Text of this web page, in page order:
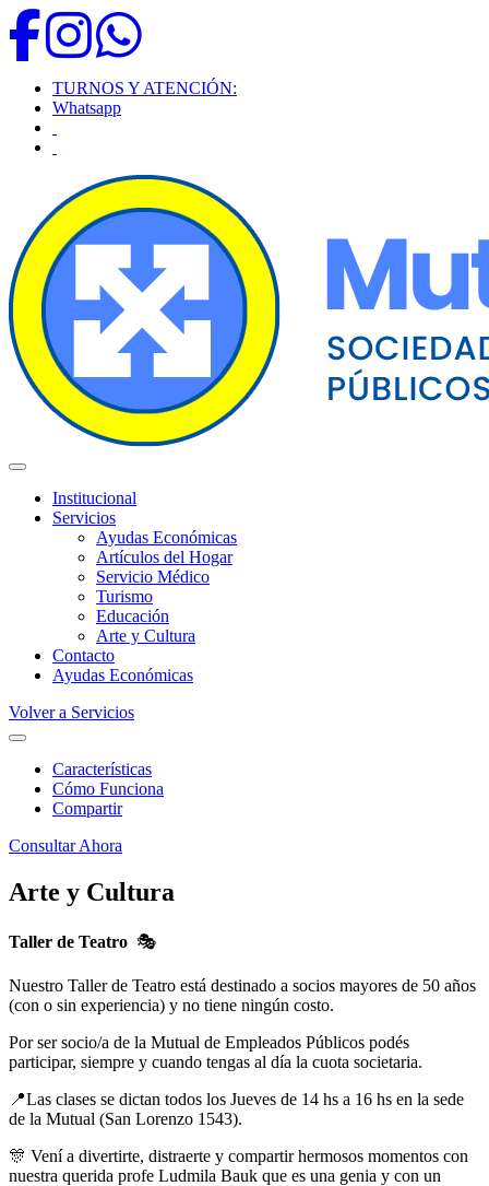
TURNOS Y ATENCIÓN:
Whatsapp
Toggle navigation
Institucional
Servicios
Ayudas Económicas
Artículos del Hogar
Servicio Médico
Turismo
Educación
Arte y Cultura
Contacto
Ayudas Económicas
Volver a Servicios
Características
Cómo Funciona
Compartir
Consultar Ahora
Arte y Cultura
Taller de Teatro 🎭
Nuestro Taller de Teatro está destinado a socios mayores de 50 años
(con o sin experiencia) y no tiene ningún costo.
Por ser socio/a de la Mutual de Empleados Públicos podés
participar, siempre y cuando tengas al día la cuota societaria.
📍Las clases se dictan todos los Jueves de 14 hs a 16 hs en la sede
de la Mutual (San Lorenzo 1543).
🎊 Vení a divertirte, distraerte y compartir hermosos momentos con
nuestra querida profe Ludmila Bauk que es una genia y con un